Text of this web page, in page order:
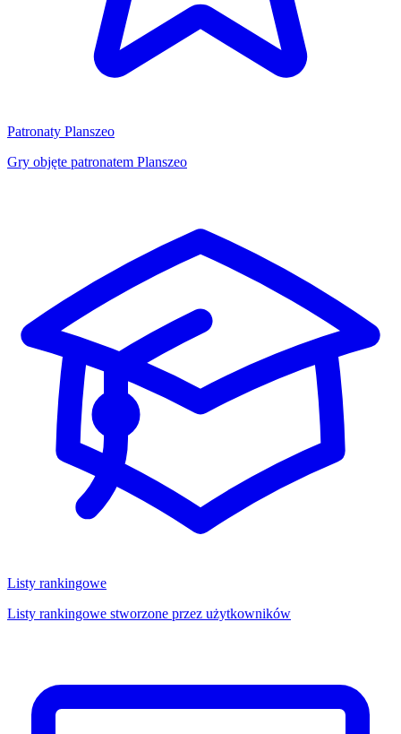
Patronaty Planszeo
Gry objęte patronatem Planszeo
Listy rankingowe
Listy rankingowe stworzone przez użytkowników